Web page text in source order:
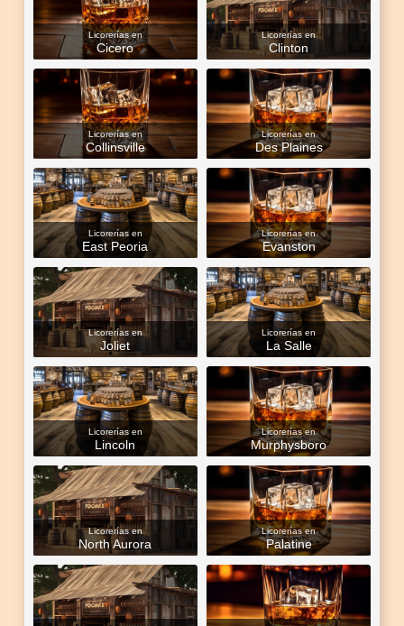
Licorerías en
Cicero
Licorerías en
Clinton
Licorerías en
Collinsville
Licorerías en
Des Plaines
Licorerías en
East Peoria
Licorerías en
Evanston
Licorerías en
Joliet
Licorerías en
La Salle
Licorerías en
Lincoln
Licorerías en
Murphysboro
Licorerías en
North Aurora
Licorerías en
Palatine